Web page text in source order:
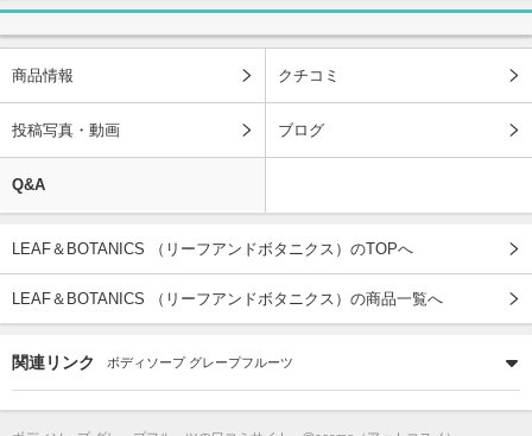
商品情報 クチコミ
投稿写真・動画 ブログ
Q&A
LEAF＆BOTANICS （リーフアンドボタニクス）のTOPへ
LEAF＆BOTANICS （リーフアンドボタニクス）の商品一覧へ
関連リンク ボディソープ グレープフルーツ